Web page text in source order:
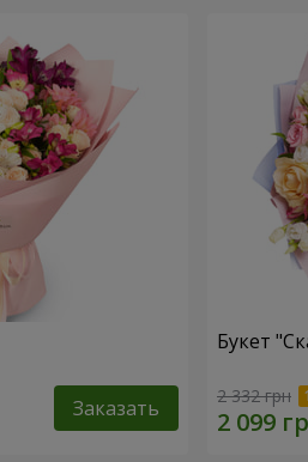
Заказать
Букет
2 332 грн